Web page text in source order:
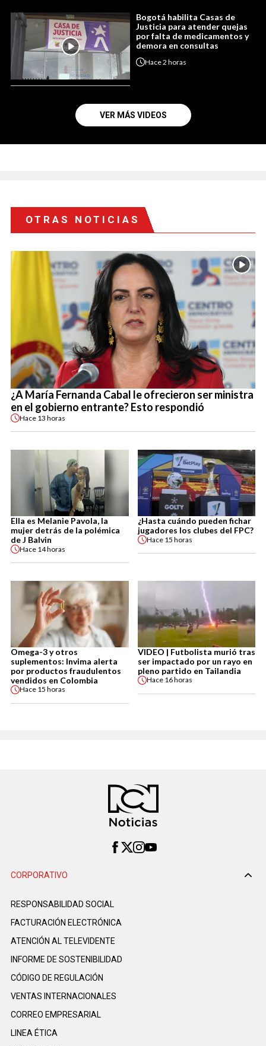
Bogotá habilita Casas de
Justicia para atender quejas
por falta de medicamentos y
demora en consultas
Hace2 horas
VER MÁS VIDEOS
OTRAS NOTICIAS
¿A María Fernanda Cabal le ofrecieron ser ministra
en el gobierno entrante? Esto respondió
Hace 13 horas
Ella es Melanie Pavola, la
mujer detrás de la polémica
de J Balvin
Hace 14 horas
¿Hasta cuándo pueden fichar
jugadores los clubes del FPC?
Hace 15 horas
Omega-3 y otros
suplementos: Invima alerta
por productos fraudulentos
vendidos en Colombia
Hace 15 horas
VIDEO | Futbolista murió tras
ser impactado por un rayo en
pleno partido en Tailandia
Hace 16 horas
CORPORATIVO
RESPONSABILIDAD SOCIAL
FACTURACIÓN ELECTRÓNICA
ATENCIÓN AL TELEVIDENTE
INFORME DE SOSTENIBILIDAD
CÓDIGO DE REGULACIÓN
VENTAS INTERNACIONALES
CORREO EMPRESARIAL
LINEA ÉTICA